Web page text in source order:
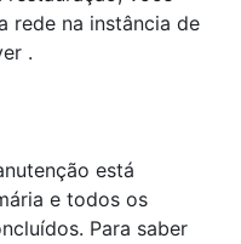
rede na instância de
.
está
e todos os
Para saber